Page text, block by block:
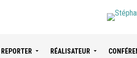
REPORTER RÉALISATEUR